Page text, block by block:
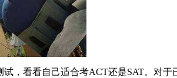
看看自己适合考ACT还是SAT。对于